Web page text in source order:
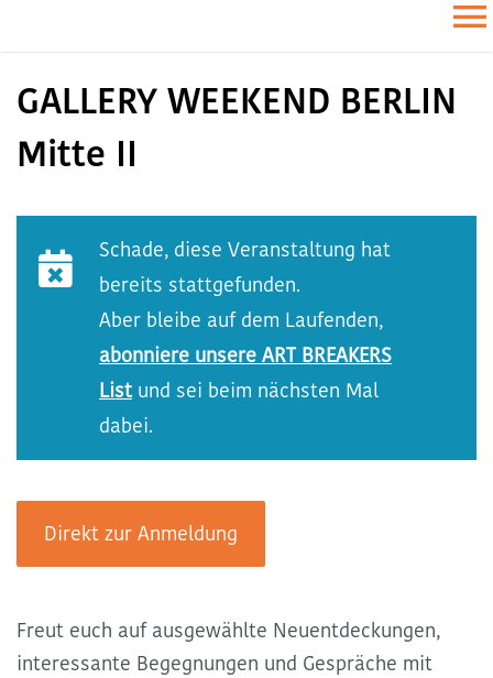
Startseite
Exclusive ART BREAKS
Vergangene ART BREAKS
Kontakt
GALLERY WEEKEND BERLIN
Mitte II
Schade, diese Veranstaltung hat
bereits stattgefunden.
Aber bleibe auf dem Laufenden,
abonniere unsere ART BREAKERS
Listund sei beim nächsten Mal
dabei.
Direkt zur Anmeldung
Freut euch auf ausgewählte Neuentdeckungen,
interessante Begegnungen und Gespräche mit